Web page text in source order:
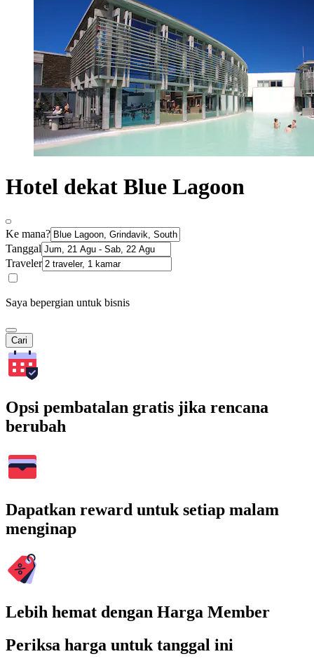
Hotel dekat Blue Lagoon
Ke mana?
Tanggal
Traveler
Saya bepergian untuk bisnis
Cari
Opsi pembatalan gratis jika rencana
berubah
Dapatkan reward untuk setiap malam
menginap
Lebih hemat dengan Harga Member
Periksa harga untuk tanggal ini